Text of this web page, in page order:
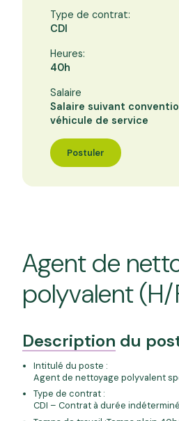
Type de contrat:
CDI
Heures:
40h
Salaire
Salaire suivant
véhicule de service
Postuler
Agent de
polyvalent (H/
Description du
Intitulé du poste :
Agent de nettoyage polyvalent
Type de contrat :
CDI – Contrat à durée